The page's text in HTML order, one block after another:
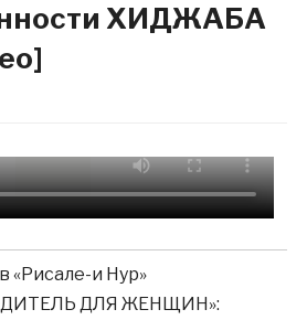
ХИДЖАБА
«Рисале-и Нур»
ДЛЯ ЖЕНЩИН»: